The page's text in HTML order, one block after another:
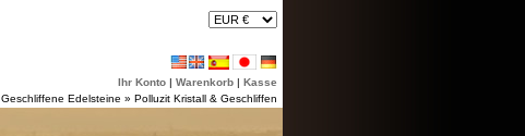
Ihr Konto | Warenkorb | Kasse
Geschliffene Edelsteine » Polluzit Kristall & Geschliffen